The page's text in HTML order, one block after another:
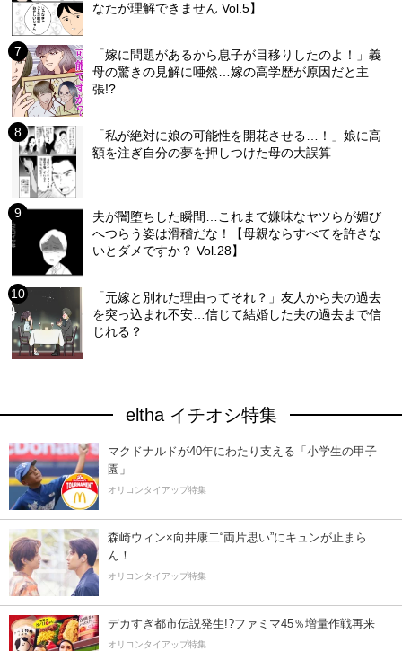
なたが理解できません Vol.5】
「嫁に問題があるから息子が目移りしたのよ！」義
母の驚きの見解に唖然…嫁の高学歴が原因だと主
張!?
「私が絶対に娘の可能性を開花させる…！」娘に高
額を注ぎ自分の夢を押しつけた母の大誤算
夫が闇堕ちした瞬間…これまで嫌味なヤツらが媚び
へつらう姿は滑稽だな！【母親ならすべてを許さな
いとダメですか？ Vol.28】
「元嫁と別れた理由ってそれ？」友人から夫の過去
を突っ込まれ不安…信じて結婚した夫の過去まで信
じれる？
eltha イチオシ特集
マクドナルドが40年にわたり支える「小学生の甲子
園」
オリコンタイアップ特集
森崎ウィン×向井康二“両片思い”にキュンが止まら
ん！
オリコンタイアップ特集
デカすぎ都市伝説発生!?ファミマ45％増量作戦再来
オリコンタイアップ特集